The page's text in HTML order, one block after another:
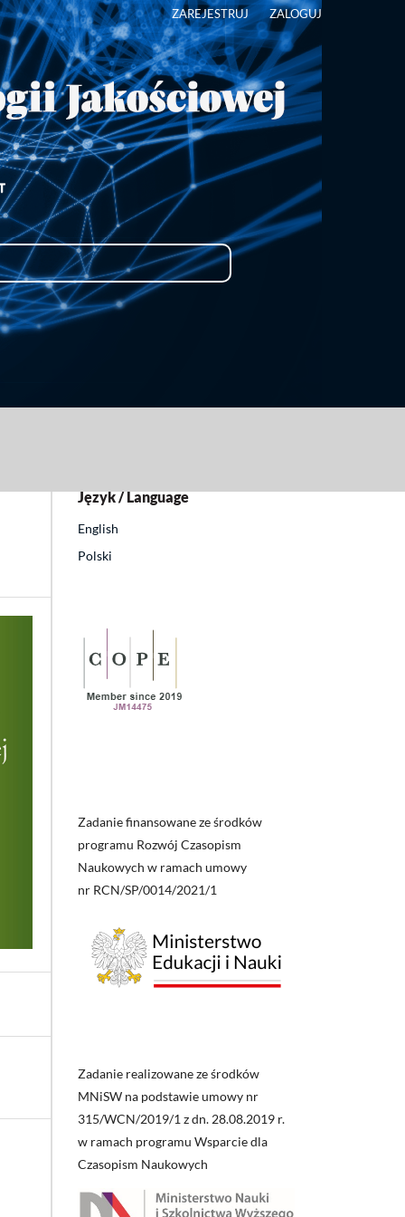
ZAREJESTRUJ ZALOGUJ
Język / Language
English
Polski
Zadanie finansowane ze środków
programu Rozwój Czasopism
Naukowych w ramach umowy
nr RCN/SP/0014/2021/1
Zadanie realizowane ze środków
MNiSW na podstawie umowy nr
315/WCN/2019/1 z dn. 28.08.2019 r.
w ramach programu Wsparcie dla
Czasopism Naukowych